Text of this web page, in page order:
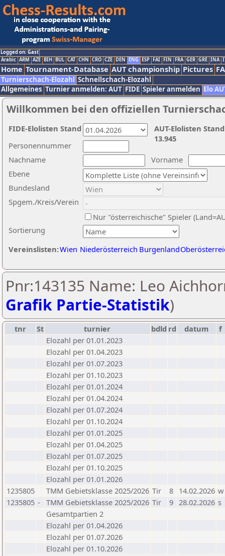
Logged on: Gast
Arabic ARM AZE BIH BUL CAT CHN CRO CZE DEN ENG ESP FAI FIN FRA GER GRE INA
Home Tournament-Database AUT championship Pictures
Turnierschach-Elozahl Schnellschach-Elozahl
Allgemeines Turnier anmelden: AUT FIDE Spieler anmelden Elo
Willkommen bei den offiziellen
Nachname
Vorname
Ebene
Sortierung
Personennummer
Bundesland
Spgem./Kreis/Verein
Nur "österreichische" Spieler
Vereinslisten:Wien Niederösterreich Burgenland
AUT-Elolisten
13.945
FIDE-Elolisten Stand
Pnr:143135 Name: Leo
Grafik Partie-Statistik)
tnr St turnier bdld rd datum
f
Elozahl per 01.01.2023
Elozahl per 01.04.2023
Elozahl per 01.07.2023
Elozahl per 01.10.2023
Elozahl per 01.01.2024
Elozahl per 01.04.2024
Elozahl per 01.07.2024
Elozahl per 01.10.2024
Elozahl per 01.01.2025
Elozahl per 01.04.2025
Elozahl per 01.07.2025
Elozahl per 01.10.2025
Elozahl per 01.01.2026
1235805
TMM Gebietsklasse 2025/2026 Tir 8 14.02.2026 w
1235805 - TMM Gebietsklasse 2025/2026 Tir 9 28.02.2026 s
Gesamtpartien 2
Elozahl per 01.04.2026
Elozahl per 01.07.2026
Elozahl per 01.10.2026